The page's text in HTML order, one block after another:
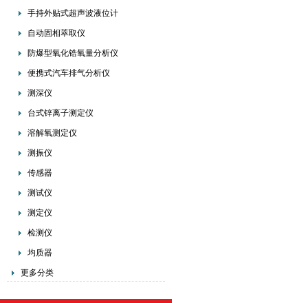
手持外贴式超声波液位计
自动固相萃取仪
防爆型氧化锆氧量分析仪
便携式汽车排气分析仪
测深仪
台式锌离子测定仪
溶解氧测定仪
测振仪
传感器
测试仪
测定仪
检测仪
均质器
更多分类